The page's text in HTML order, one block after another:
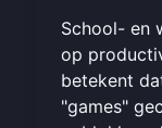
School- en
op
betekent
"games"